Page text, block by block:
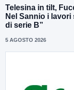
Telesina in tilt,
Nel Sannio i
di serie B”
5 AGOSTO 2026